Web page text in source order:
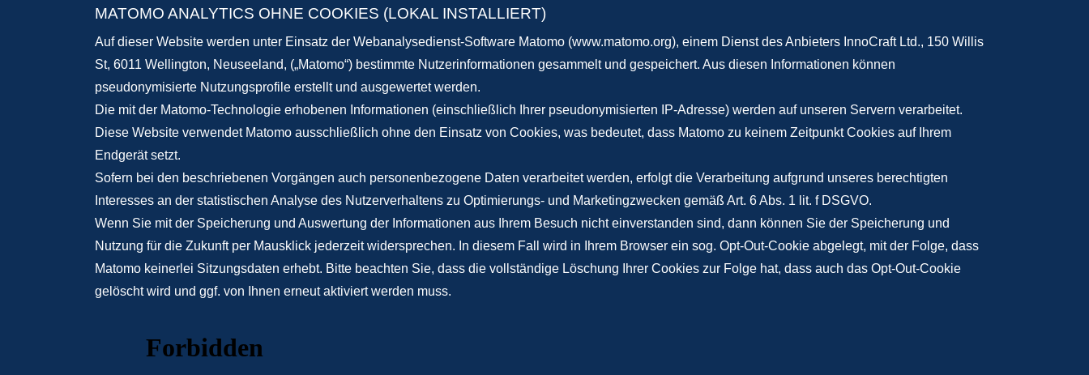
MATOMO ANALYTICS OHNE COOKIES (LOKAL INSTALLIERT)
Auf dieser Website werden unter Einsatz der Webanalysedienst-Software Matomo (www.matomo.org), einem Dienst des Anbieters InnoCraft Ltd., 150 Willis
St, 6011 Wellington, Neuseeland, („Matomo“) bestimmte Nutzerinformationen gesammelt und gespeichert. Aus diesen Informationen können
pseudonymisierte Nutzungsprofile erstellt und ausgewertet werden.
Die mit der Matomo-Technologie erhobenen Informationen (einschließlich Ihrer pseudonymisierten IP-Adresse) werden auf unseren Servern verarbeitet.
Diese Website verwendet Matomo ausschließlich ohne den Einsatz von Cookies, was bedeutet, dass Matomo zu keinem Zeitpunkt Cookies auf Ihrem
Endgerät setzt.
Sofern bei den beschriebenen Vorgängen auch personenbezogene Daten verarbeitet werden, erfolgt die Verarbeitung aufgrund unseres berechtigten
Interesses an der statistischen Analyse des Nutzerverhaltens zu Optimierungs- und Marketingzwecken gemäß Art. 6 Abs. 1 lit. f DSGVO.
Wenn Sie mit der Speicherung und Auswertung der Informationen aus Ihrem Besuch nicht einverstanden sind, dann können Sie der Speicherung und
Nutzung für die Zukunft per Mausklick jederzeit widersprechen. In diesem Fall wird in Ihrem Browser ein sog. Opt-Out-Cookie abgelegt, mit der Folge, dass
Matomo keinerlei Sitzungsdaten erhebt. Bitte beachten Sie, dass die vollständige Löschung Ihrer Cookies zur Folge hat, dass auch das Opt-Out-Cookie
gelöscht wird und ggf. von Ihnen erneut aktiviert werden muss.